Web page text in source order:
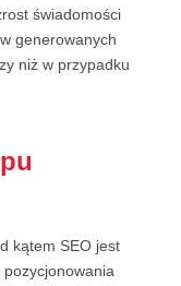
świadomości
generowanych
niż w przypadku
kątem SEO jest
pozycjonowania